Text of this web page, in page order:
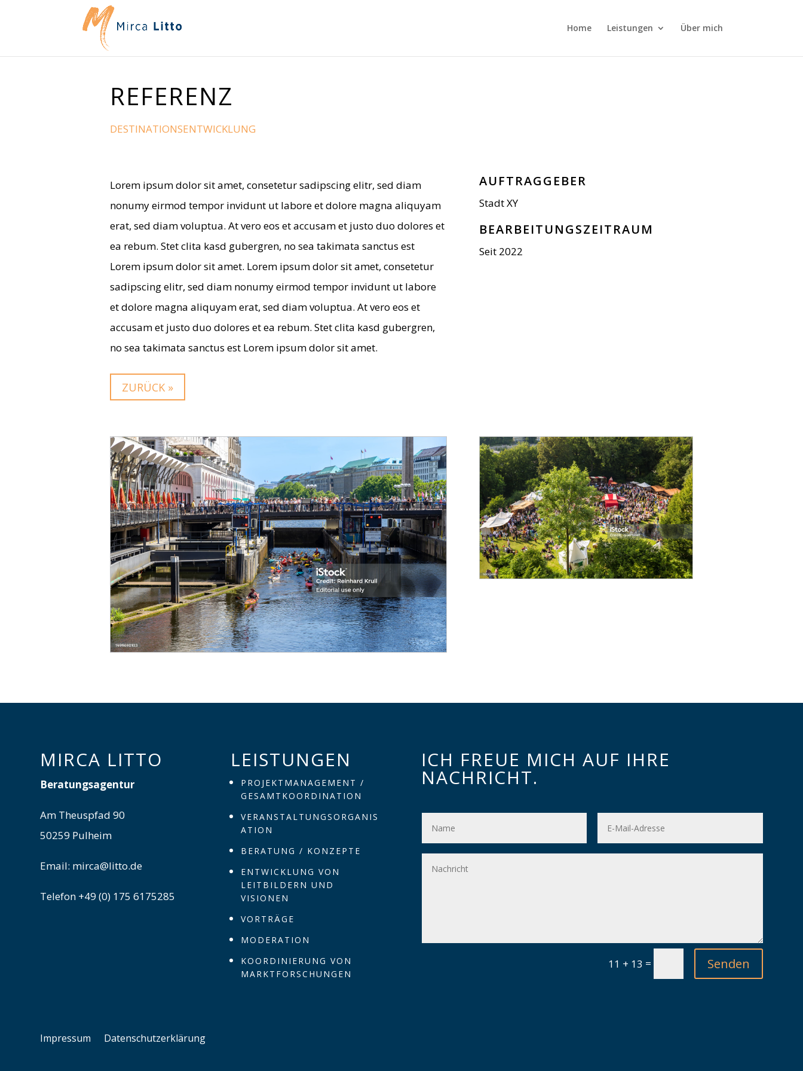
Home Leis­tun­gen Über mich
REFE­RENZ
DESTINATIONSENTWICKLUNG
Lorem ipsum dolor sit amet, con­sete­tur sadipscing elitr, sed diam
nonumy eirmod tem­por invidunt ut labore et dolore magna ali­quyam
erat, sed diam volup­tua. At vero eos et accu­sam et justo duo dolo­res et
ea rebum. Stet clita kasd guber­gren, no sea taki­mata sanc­tus est
Lorem ipsum dolor sit amet. Lorem ipsum dolor sit amet, con­sete­tur
sadipscing elitr, sed diam nonumy eirmod tem­por invidunt ut labore
et dolore magna ali­quyam erat, sed diam volup­tua. At vero eos et
accu­sam et justo duo dolo­res et ea rebum. Stet clita kasd guber­gren,
no sea taki­mata sanc­tus est Lorem ipsum dolor sit amet.
ZURÜCK »
AUF­TRAG­GE­BER
Stadt XY
BEAR­BEI­TUNGS­ZEIT­RAUM
Seit 2022
MIRCA LITTO
Beratungsagentur
Am Theuspfad 90
50259 Pulheim
Email: mirca@litto.de
Telefon +49 (0) 175 6175285
LEISTUNGEN
PROJEKTMANAGEMENT /
GESAMTKOORDINATION
VERANSTALTUNGSORGANIS
ATION
BERATUNG / KONZEPTE
ENTWICKLUNG VON
LEITBILDERN UND
VISIONEN
VORTRÄGE
MODERATION
KOORDINIERUNG VON
MARKTFORSCHUNGEN
ICH FREUE MICH AUF IHRE
NACHRICHT.
11 + 13 = Senden
Impres­sum Daten­schutz­er­klä­rung